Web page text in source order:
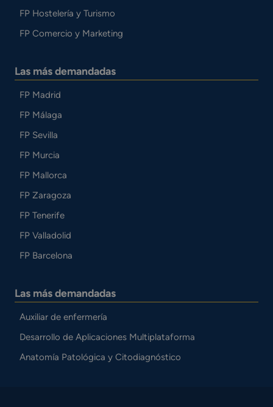
FP Hostelería y Turismo
FP Comercio y Marketing
Las más demandadas
FP Madrid
FP Málaga
FP Sevilla
FP Murcia
FP Mallorca
FP Zaragoza
FP Tenerife
FP Valladolid
FP Barcelona
Las más demandadas
Auxiliar de enfermería
Desarrollo de Aplicaciones Multiplataforma
Anatomía Patológica y Citodiagnóstico